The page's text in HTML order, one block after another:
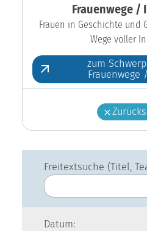
Frauenwege /
Frauen in Geschichte und
Wege voller
zum
Freitextsuche (Titel,
Datum: